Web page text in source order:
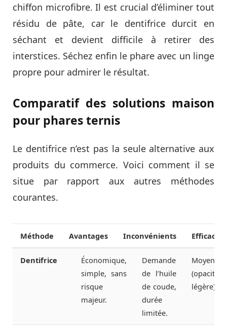
chiffon microfibre. Il est crucial d’éliminer tout
résidu de pâte, car le dentifrice durcit en
séchant et devient difficile à retirer des
interstices. Séchez enfin le phare avec un linge
propre pour admirer le résultat.
Comparatif des solutions maison
pour phares ternis
Le dentifrice n’est pas la seule alternative aux
produits du commerce. Voici comment il se
situe par rapport aux autres méthodes
courantes.
Méthode Avantages Inconvénients Efficacité
Dentifrice
Économique,
simple, sans
risque
majeur.
Demande
de l’huile
de coude,
durée
limitée.
Moyenne
(opacité
légère).